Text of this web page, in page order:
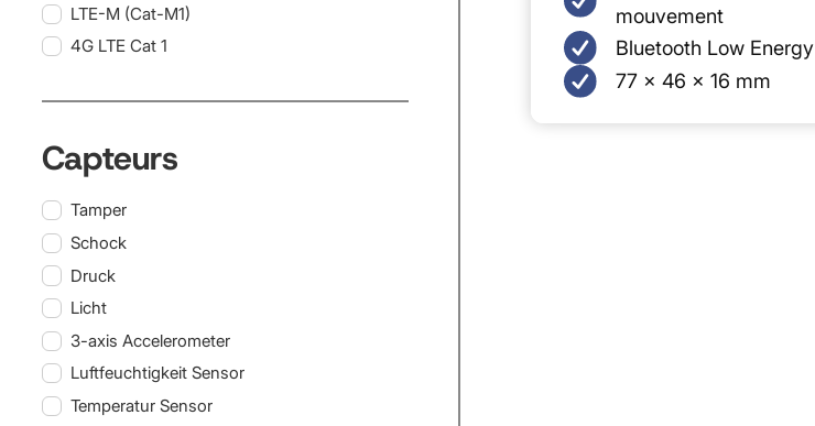
LTE-M (Cat-M1)
4G LTE Cat 1
Capteurs
Tamper
Schock
Druck
Licht
3-axis Accelerometer
Luftfeuchtigkeit Sensor
Temperatur Sensor
mouvement
Bluetooth Low Energy
77 × 46 × 16 mm